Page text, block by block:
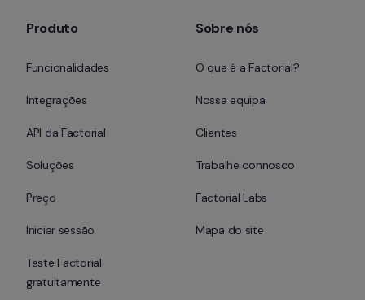
Produto
Funcionalidades
Integrações
API da Factorial
Soluções
Preço
Iniciar sessão
Teste Factorial
gratuitamente
Sobre nós
O que é a Factorial?
Nossa equipa
Clientes
Trabalhe connosco
Factorial Labs
Mapa do site